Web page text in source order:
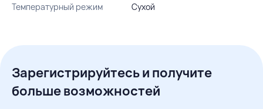
Температурный режим Сухой
Зарегистрируйтесь и получите
больше возможностей